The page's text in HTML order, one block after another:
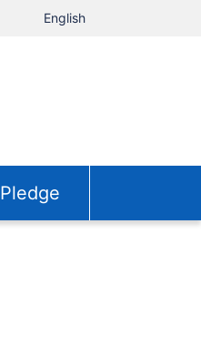
English
Pledge